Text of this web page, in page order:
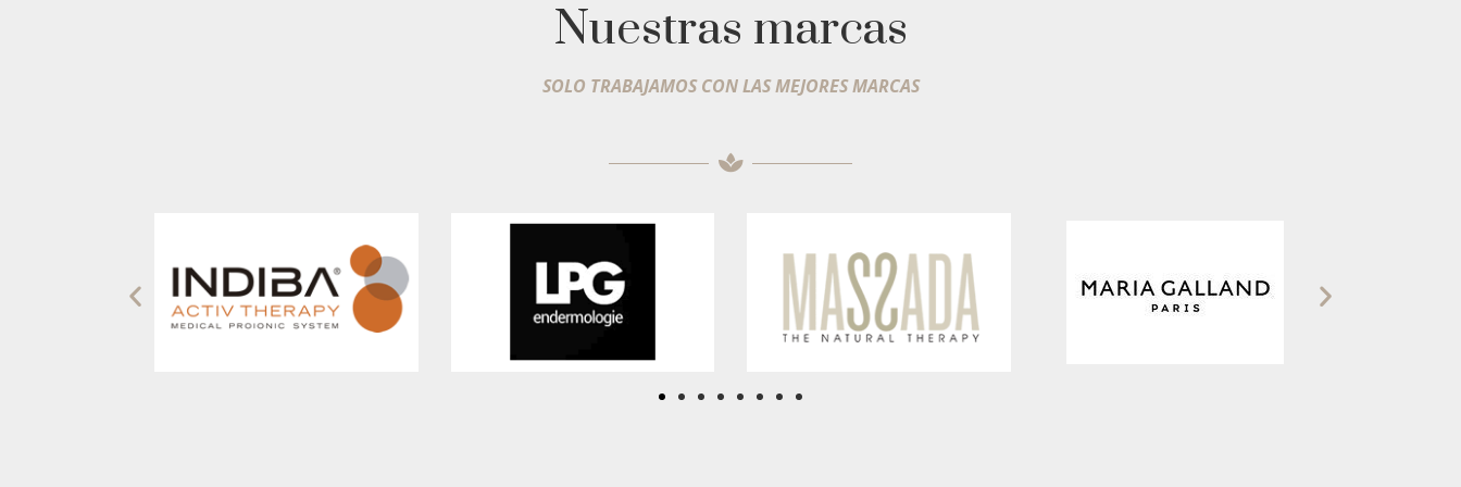
Nuestras marcas
SOLO TRABAJAMOS CON LAS MEJORES MARCAS